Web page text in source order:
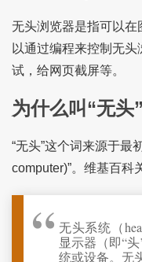
无头浏览器是指可以
以通过编程来控制无
试，给网页截屏等。
为什么叫“无头
“无头”这个词来源于最
computer)”。维基百科
无头系统（
显示器（即“
统或设备。无